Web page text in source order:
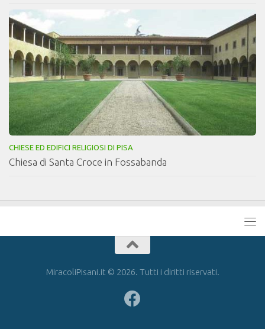
CHIESE ED EDIFICI RELIGIOSI DI PISA
Chiesa di Santa Croce in Fossabanda
MiracoliPisani.it © 2026. Tutti i diritti riservati.